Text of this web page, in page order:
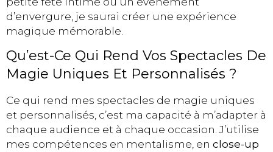
d’envergure, je saurai créer une expérience
magique mémorable.
Qu’est-Ce Qui Rend Vos Spectacles De
Magie Uniques Et Personnalisés ?
Ce qui rend mes spectacles de magie uniques
et personnalisés, c’est ma capacité à m’adapter à
chaque audience et à chaque occasion. J’utilise
mes compétences en mentalisme, en close-up